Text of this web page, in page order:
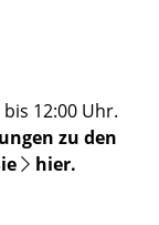
12:00 Uhr.
zu den
hier.